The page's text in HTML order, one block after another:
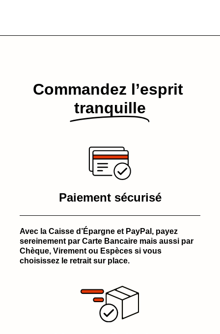
Commandez l’esprit​
tranquille
Paiement sécurisé
Avec la Caisse d’Épargne et PayPal, payez
sereinement par Carte Bancaire mais aussi par
Chèque, Virement ou Espèces si vous
choisissez le retrait sur place.